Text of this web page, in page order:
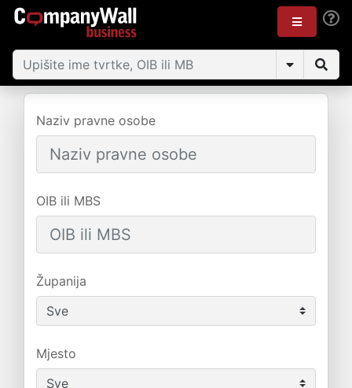
Naziv pravne osobe
OIB ili MBS
Županija
Mjesto